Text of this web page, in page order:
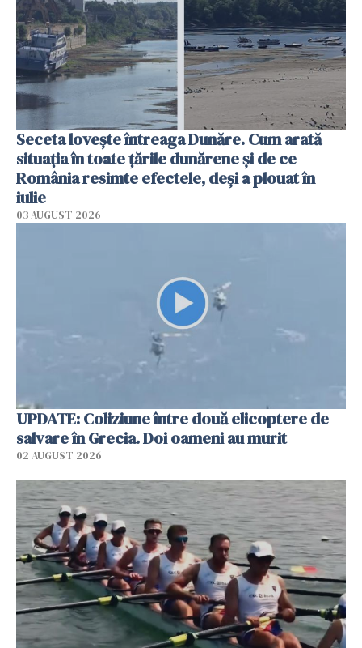
Seceta lovește întreaga Dunăre. Cum arată
situația în toate țările dunărene și de ce
România resimte efectele, deși a plouat în
iulie
03 AUGUST 2026
UPDATE: Coliziune între două elicoptere de
salvare în Grecia. Doi oameni au murit
02 AUGUST 2026